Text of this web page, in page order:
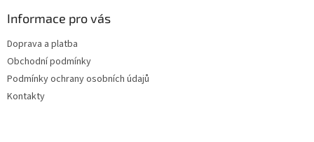
Informace pro vás
Doprava a platba
Obchodní podmínky
Podmínky ochrany osobních údajů
Kontakty